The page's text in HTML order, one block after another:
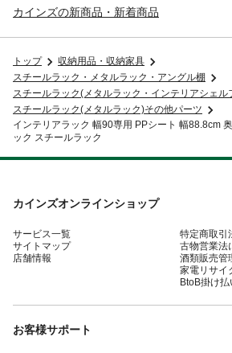
カインズの新商品・新着商品
トップ
収納用品・収納家具
スチールラック・メタルラック・アングル棚
スチールラック(メタルラック・インテリアシェル
スチールラック(メタルラック)その他パーツ
インテリアラック 幅90専用 PPシート 幅88.8cm
ック スチールラック
カインズオンラインショップ
サービス一覧
サイトマップ
店舗情報
特定商取引
古物営業法
酒類販売管
家電リサイ
BtoB掛け払
お客様サポート